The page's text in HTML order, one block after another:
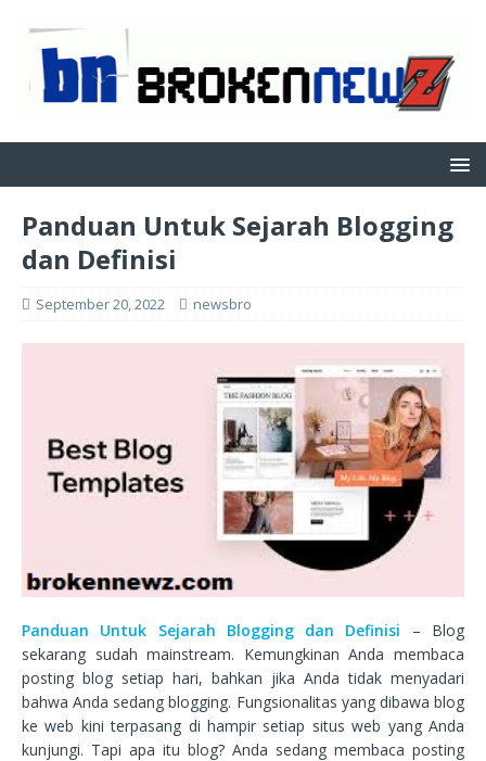
Panduan Untuk Sejarah Blogging
dan Definisi
September 20, 2022 newsbro
Panduan Untuk Sejarah Blogging dan Definisi – Blog
sekarang sudah mainstream. Kemungkinan Anda membaca
posting blog setiap hari, bahkan jika Anda tidak menyadari
bahwa Anda sedang blogging. Fungsionalitas yang dibawa blog
ke web kini terpasang di hampir setiap situs web yang Anda
kunjungi. Tapi apa itu blog? Anda sedang membaca posting